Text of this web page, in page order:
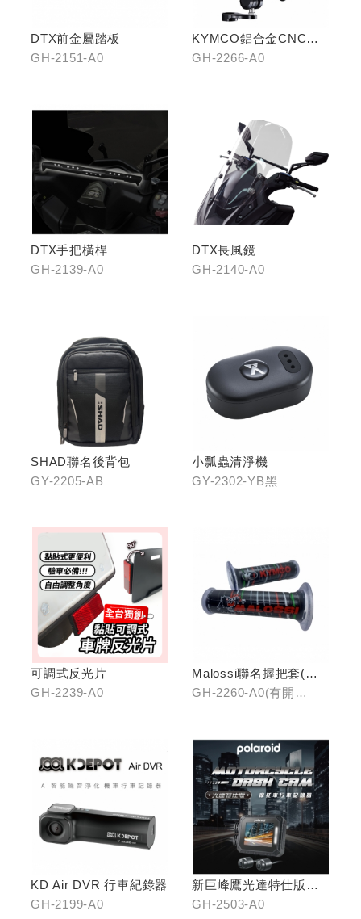
DTX前金屬踏板
GH-2151-A0
KYMCO鋁合金CNC減
震手機架
GH-2266-A0
DTX手把橫桿
GH-2139-A0
DTX長風鏡
GH-2140-A0
SHAD聯名後背包
GY-2205-AB
小瓢蟲清淨機
GY-2302-YB黑
可調式反光片
GH-2239-A0
Malossi聯名握把套(有
開口)/(無開口)
GH-2260-A0(有開
KD Air DVR 行車紀錄器
GH-2199-A0
新巨峰鷹光達特仕版行
車紀錄器
GH-2503-A0